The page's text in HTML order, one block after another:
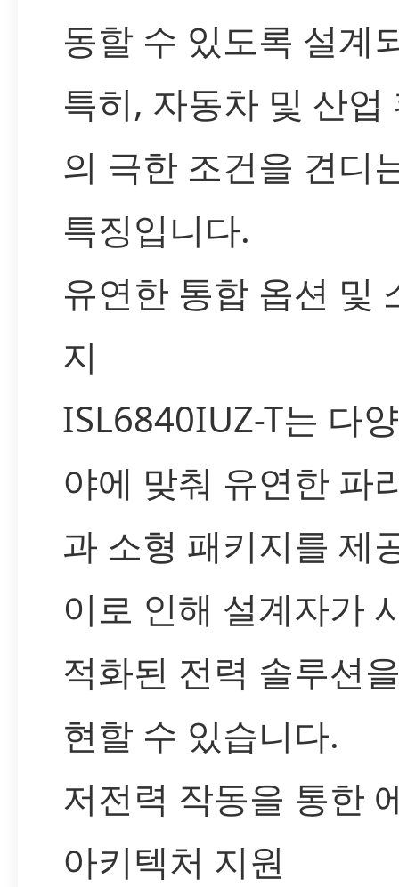
동할 수 있도록 설계
특히, 자동차 및 산업
의 극한 조건을 견디
특징입니다.
유연한 통합 옵션 및
지
ISL6840IUZ-T는 다
야에 맞춰 유연한 파
과 소형 패키지를 제
이로 인해 설계자가
적화된 전력 솔루션
현할 수 있습니다.
저전력 작동을 통한
아키텍처 지원